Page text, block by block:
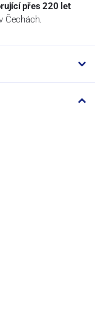
přes 220 let
Čechách.